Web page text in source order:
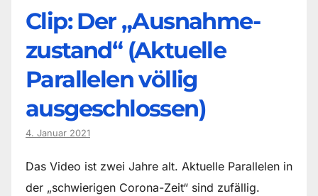
Clip: Der „Ausnahme-
zustand“ (Aktuelle
Parallelen völlig
ausgeschlossen)
4. Januar 2021
Das Video ist zwei Jahre alt. Aktuelle Parallelen in
der „schwierigen Corona-Zeit“ sind zufällig.